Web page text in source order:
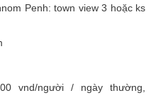
Penh: town view 3 hoặc ks
vnd/người / ngày thường,